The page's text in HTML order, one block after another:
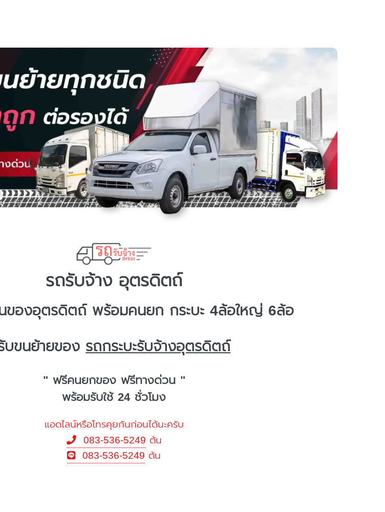
รถรับจ้าง อุตรดิตถ์
ของอุตรดิตถ์พร้อมคนยก กระบะ 4ล้อใหญ่ 6ล้อ
บขนย้ายของรถกระบะรับจ้างอุตรดิตถ์
" ฟรีคนยกของ ฟรีทางด่วน "
พร้อมรับใช้ 24 ชั่วโมง
แอดไลน์หรือโทรคุยกันก่อนได้นะครับ
083-536-5249 ต้น
083-536-5249 ต้น